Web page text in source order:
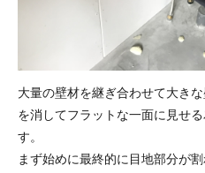
大量の壁材を継ぎ合わせて大き
を消してフラットな一面に見せ
す。
まず始めに最終的に目地部分が